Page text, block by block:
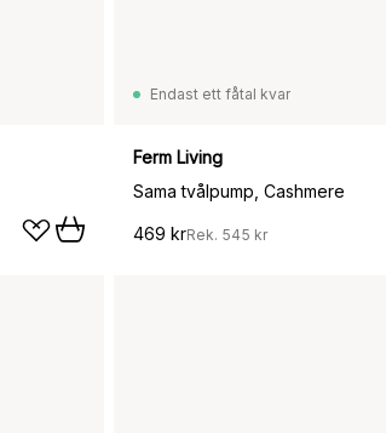
Endast ett fåtal kvar
Ferm Living
Sama tvålpump, Cashmere
469 krRek. 545 kr